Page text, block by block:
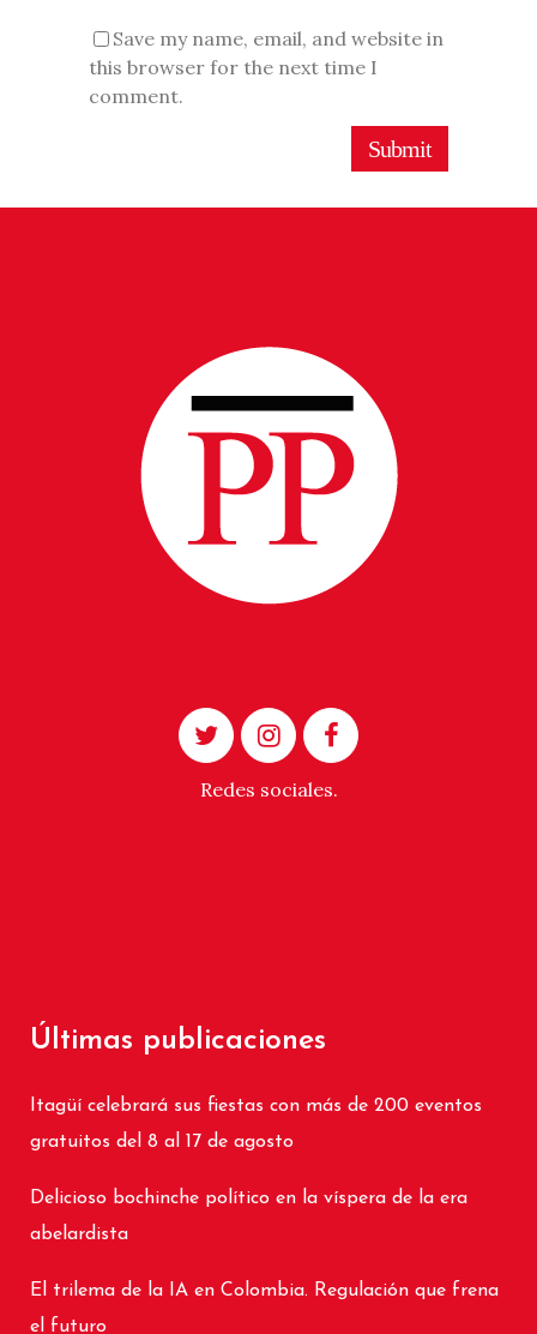
Save my name, email, and website in
this browser for the next time I
comment.
Redes sociales.
Últimas publicaciones
Itagüí celebrará sus fiestas con más de 200 eventos
gratuitos del 8 al 17 de agosto
Delicioso bochinche político en la víspera de la era
abelardista
El trilema de la IA en Colombia. Regulación que frena
el futuro